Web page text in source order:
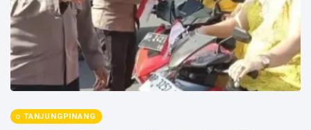
TANJUNGPINANG